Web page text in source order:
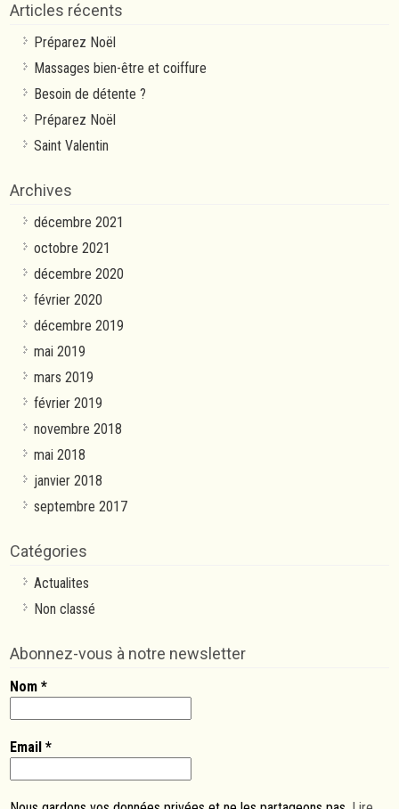
Articles récents
Préparez Noël
Massages bien-être et coiffure
Besoin de détente ?
Préparez Noël
Saint Valentin
Archives
décembre 2021
octobre 2021
décembre 2020
février 2020
décembre 2019
mai 2019
mars 2019
février 2019
novembre 2018
mai 2018
janvier 2018
septembre 2017
Catégories
Actualites
Non classé
Abonnez-vous à notre newsletter
Nom*
Email*